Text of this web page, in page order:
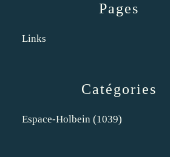
Catégories
Espace-Holbein (1039)
Pages
Links